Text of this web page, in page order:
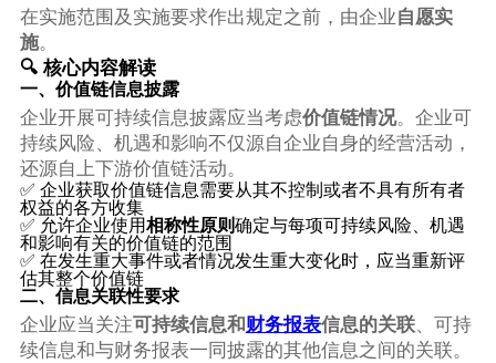
在实施范围及实施要求作出规定之前，由企业自愿实
施。
🔍 核心内容解读
一、价值链信息披露
企业开展可持续信息披露应当考虑价值链情况。企业可
持续风险、机遇和影响不仅源自企业自身的经营活动，
还源自上下游价值链活动。
✅ 企业获取价值链信息需要从其不控制或者不具有所有者
权益的各方收集
✅ 允许企业使用相称性原则确定与每项可持续风险、机遇
和影响有关的价值链的范围
✅ 在发生重大事件或者情况发生重大变化时，应当重新评
估其整个价值链
二、信息关联性要求
企业应当关注可持续信息和财务报表信息的关联、可持
续信息和与财务报表一同披露的其他信息之间的关联。